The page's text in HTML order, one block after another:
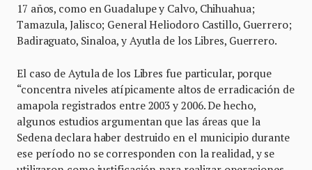
17 años, como en Guadalupe y Calvo, Chihuahua;
Tamazula, Jalisco; General Heliodoro Castillo, Guerrero;
Badiraguato, Sinaloa, y Ayutla de los Libres, Guerrero.
El caso de Aytula de los Libres fue particular, porque
“concentra niveles atípicamente altos de erradicación de
amapola registrados entre 2003 y 2006. De hecho,
algunos estudios argumentan que las áreas que la
Sedena declara haber destruido en el municipio durante
ese período no se corresponden con la realidad, y se